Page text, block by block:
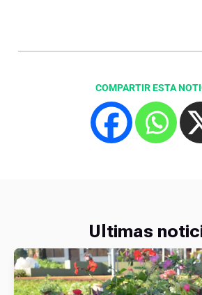
COMPARTIR ESTA
Ultimas